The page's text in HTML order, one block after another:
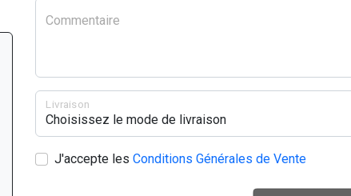
Commentaire
Livraison
J'accepte les Conditions Générales de Vente